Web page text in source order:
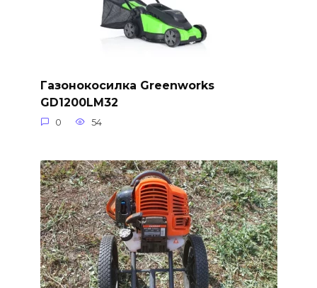
Газонокосилка Greenworks
GD1200LM32
0 54